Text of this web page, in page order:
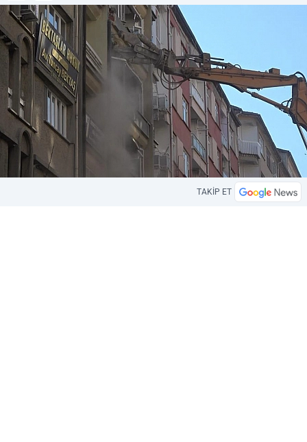
TAKİP ET